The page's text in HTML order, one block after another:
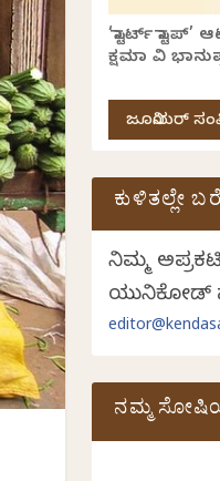
‘ಸ್ಟಾರ್ಟ್
ಕ್ಷಮಾ ವಿ
ಜೂನಿಯರ್
ಕುಳಿತಲ್ಲೇ
ನಿಮ್ಮ
ಯುನಿಕೋಡ್
ನಮ್ಮ